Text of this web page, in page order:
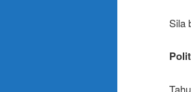
Sila